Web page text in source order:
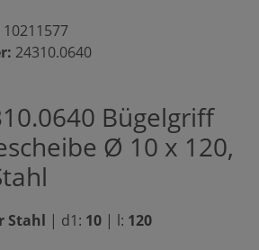
10211577
24310.0640
Bügelgriff
Ø 10 x 120,
Stahl | d1: 10 | l: 120